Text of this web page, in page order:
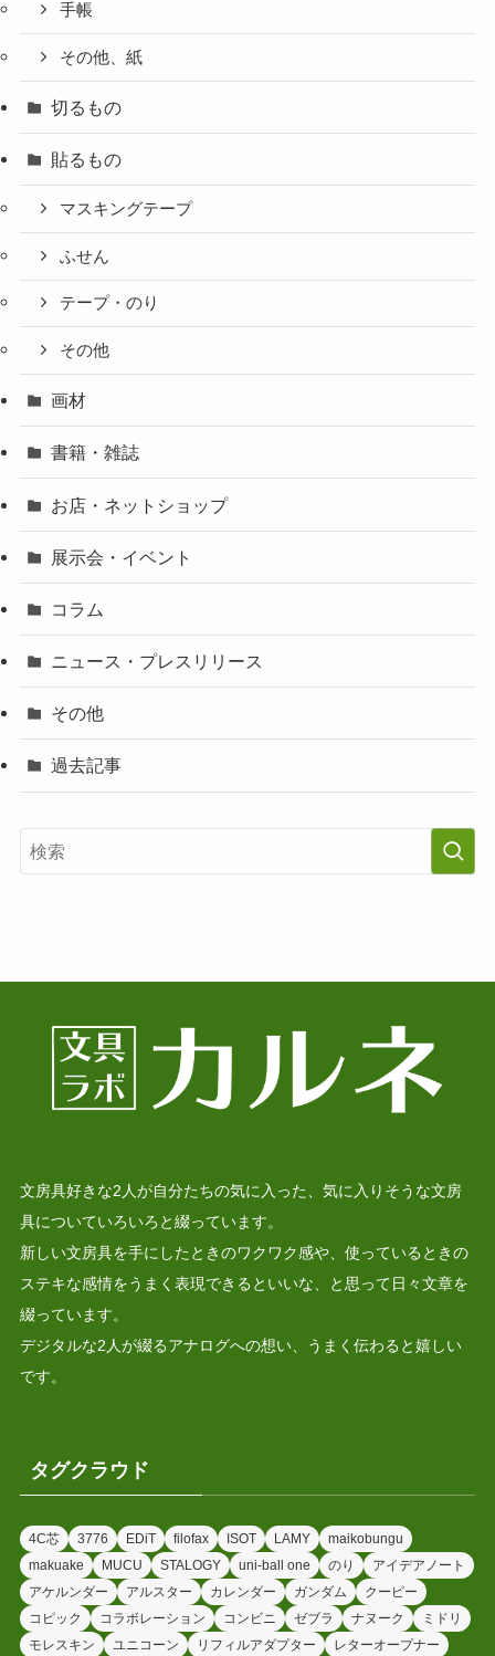
手帳
その他、紙
切るもの
貼るもの
マスキングテープ
ふせん
テープ・のり
その他
画材
書籍・雑誌
お店・ネットショップ
展示会・イベント
コラム
ニュース・プレスリリース
その他
過去記事
文房具好きな2人が自分たちの気に入った、気に入りそうな文房
具についていろいろと綴っています。
新しい文房具を手にしたときのワクワク感や、使っているときの
ステキな感情をうまく表現できるといいな、と思って日々文章を
綴っています。
デジタルな2人が綴るアナログへの想い、うまく伝わると嬉しい
です。
タグクラウド
4C芯 3776 EDiT filofax ISOT LAMY
maikobungu
makuake
MUCU STALOGY uni-ball one のり
アイデアノート
アケルンダー
アルスター カレンダー ガンダム
クーピー
コピック
コラボレーション コンビニ ゼブラ ナヌーク
ミドリ
モレスキン
ユニコーン リフィルアダプター レターオープナー